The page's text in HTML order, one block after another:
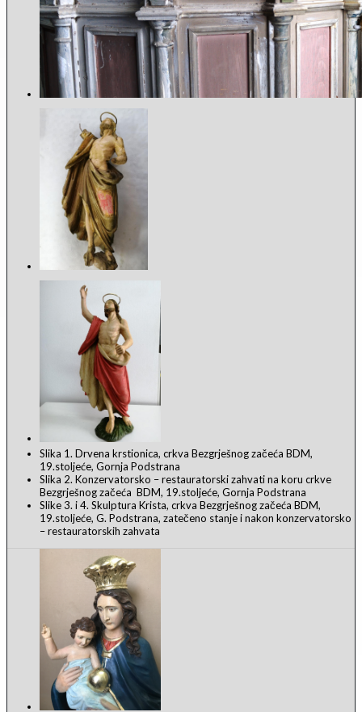
Slika 1. Drvena krstionica, crkva Bezgrješnog začeća BDM,
19.stoljeće, Gornja Podstrana
Slika 2. Konzervatorsko – restauratorski zahvati na koru crkve
Bezgrješnog začeća BDM, 19.stoljeće, Gornja Podstrana
Slike 3. i 4. Skulptura Krista, crkva Bezgrješnog začeća BDM,
19.stoljeće, G. Podstrana, zatečeno stanje i nakon konzervatorsko
– restauratorskih zahvata